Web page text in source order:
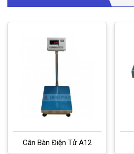
Cân Bàn Điện Tử A12